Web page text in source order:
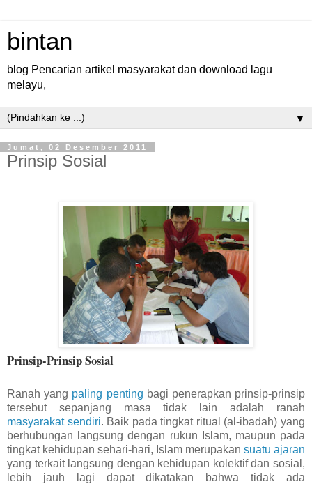
bintan
blog Pencarian artikel masyarakat dan download lagu
melayu,
▼
Jumat, 02 Desember 2011
Prinsip Sosial
Prinsip-Prinsip Sosial
Ranah yang paling penting bagi penerapkan prinsip-prinsip
tersebut sepanjang masa tidak lain adalah ranah
masyarakat sendiri. Baik pada tingkat ritual (al-ibadah) yang
berhubungan langsung dengan rukun Islam, maupun pada
tingkat kehidupan sehari-hari, Islam merupakan suatu ajaran
yang terkait langsung dengan kehidupan kolektif dan sosial,
lebih jauh lagi dapat dikatakan bahwa tidak ada